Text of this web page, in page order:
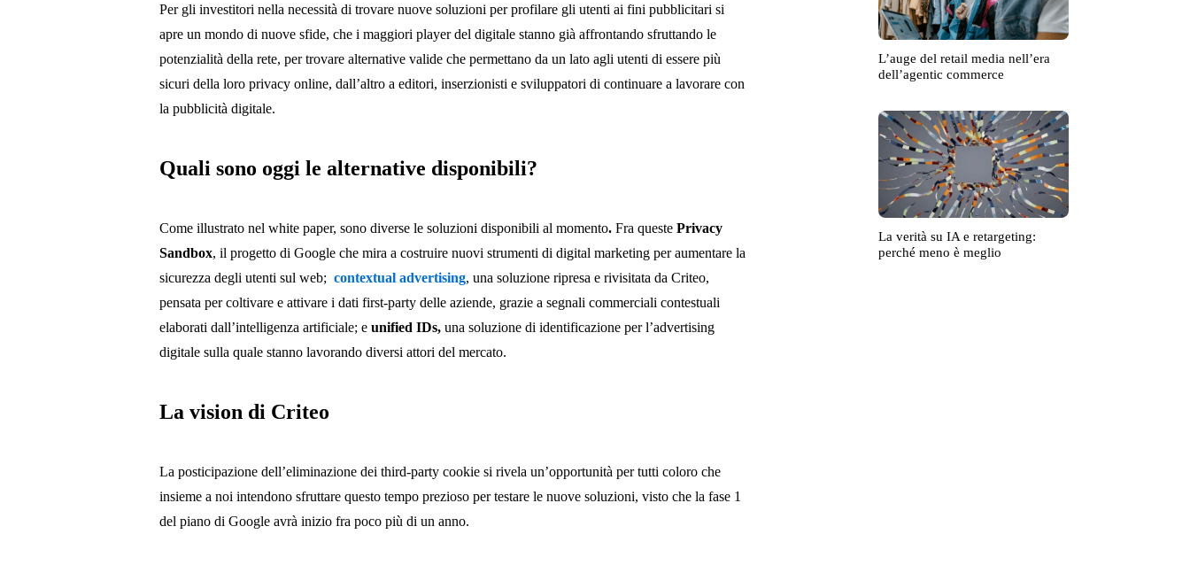
Per gli investitori nella necessità di trovare nuove soluzioni per profilare gli utenti ai fini pubblicitari si
apre un mondo di nuove sfide, che i maggiori player del digitale stanno già affrontando sfruttando le
potenzialità della rete, per trovare alternative valide che permettano da un lato agli utenti di essere più
sicuri della loro privacy online, dall’altro a editori, inserzionisti e sviluppatori di continuare a lavorare con
la pubblicità digitale.
Quali sono oggi le alternative disponibili?
Come illustrato nel white paper, sono diverse le soluzioni disponibili al momento.Fra queste Privacy
Sandbox, il progetto di Google che mira a costruire nuovi strumenti di digital marketing per aumentare la
sicurezza degli utenti sul web;contextual advertising, una soluzione ripresa e rivisitata da Criteo,
pensata per coltivare e attivare i dati first-party delle aziende, grazie a segnali commerciali contestuali
elaborati dall’intelligenza artificiale; eunified IDs,una soluzione di identificazione per l’advertising
digitale sulla quale stanno lavorando diversi attori del mercato.
La vision di Criteo
La posticipazione dell’eliminazione dei third-party cookie si rivela un’opportunità per tutti coloro che
insieme a noi intendono sfruttare questo tempo prezioso per testare le nuove soluzioni, visto che la fase 1
del piano di Google avrà inizio fra poco più di un anno.
L’auge del retail media nell’era
dell’agentic commerce
La verità su IA e retargeting:
perché meno è meglio